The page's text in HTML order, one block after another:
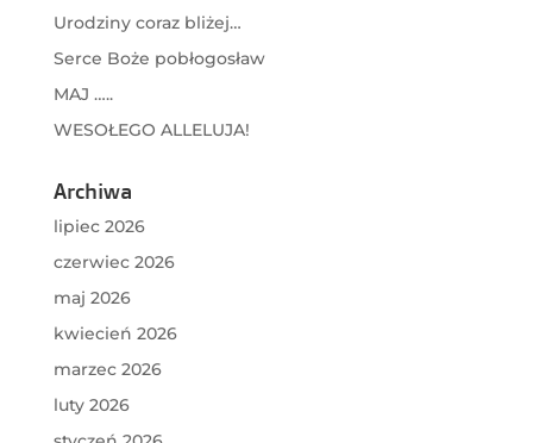
Urodziny coraz bliżej…
Serce Boże pobłogosław
MAJ …..
WESOŁEGO ALLELUJA!
Archiwa
lipiec 2026
czerwiec 2026
maj 2026
kwiecień 2026
marzec 2026
luty 2026